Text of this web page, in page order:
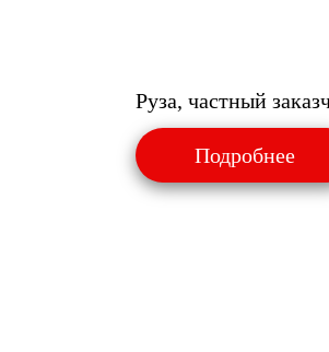
Руза, частный
Подробнее